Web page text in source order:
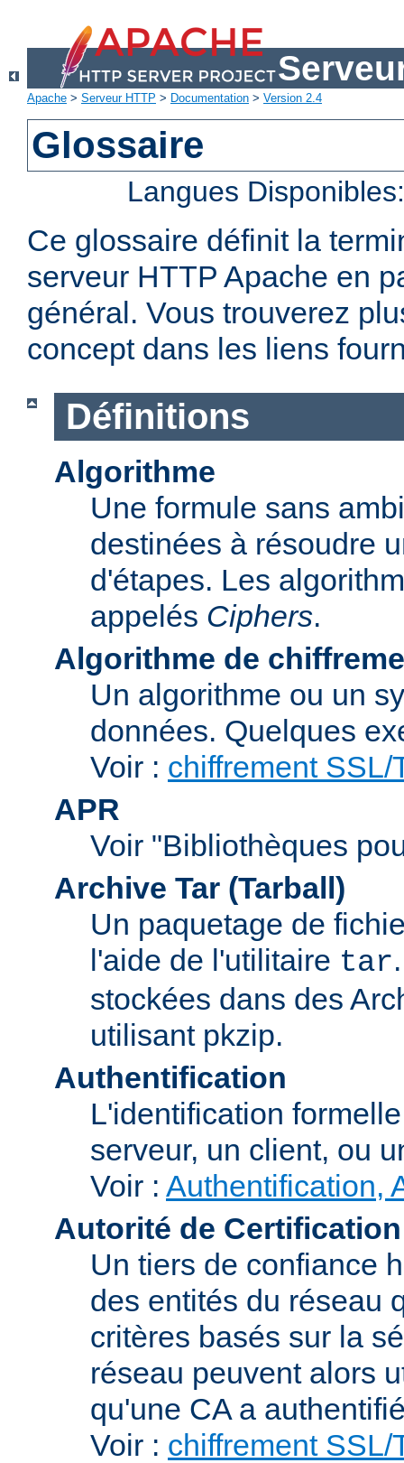
Apache > Serveur HTTP > Documentation > Version 2.4
Glossaire
Langues
Ce glossaire définit la
serveur HTTP Apache en
général. Vous trouverez
concept dans les liens
Définitions
Algorithme
Une formule sans
destinées à résoudre
d'étapes. Les
appelés Ciphers.
Algorithme de
Un algorithme ou un
données. Quelques
Voir : chiffrement SSL/
APR
Voir "Bibliothèques
Archive Tar (Tarball)
Un paquetage de
l'aide de l'utilitaire tar
stockées dans des
utilisant pkzip.
Authentification
L'identification
serveur, un client, ou
Voir : Authentification,
Autorité de
Un tiers de confiance
des entités du réseau
critères basés sur la
réseau peuvent alors
qu'une CA a
Voir : chiffrement SSL/